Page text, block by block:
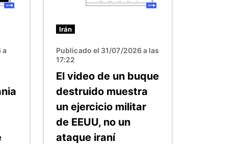
a
Irán
Publicado el 31/07/2026 a las
17:22
El video de un buque
destruido muestra
un ejercicio militar
de EEUU, no un
ataque iraní